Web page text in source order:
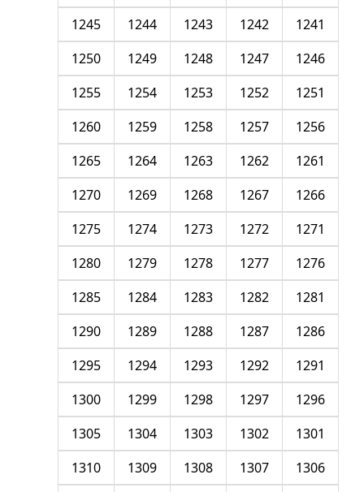
1241
1242
1243
1244
1245
1246
1247
1248
1249
1250
1251
1252
1253
1254
1255
1256
1257
1258
1259
1260
1261
1262
1263
1264
1265
1266
1267
1268
1269
1270
1271
1272
1273
1274
1275
1276
1277
1278
1279
1280
1281
1282
1283
1284
1285
1286
1287
1288
1289
1290
1291
1292
1293
1294
1295
1296
1297
1298
1299
1300
1301
1302
1303
1304
1305
1306
1307
1308
1309
1310